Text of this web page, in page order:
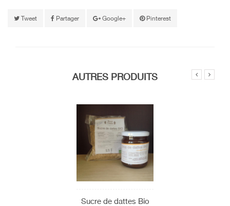
Tweet Partager Google+ Pinterest
AUTRES PRODUITS
Sucre de dattes Bio